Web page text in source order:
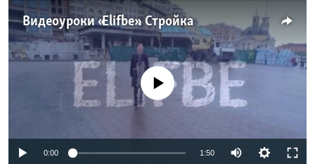
ТЕЛЕПРОЕКТ КРЫМ.РЕАЛИИ
СОВЕТЫ ПРАВОЗАЩИТНИКОВ
ПРОПАВШИЕ БЕЗ ВЕСТИ
ПОБЕДИТЕЛЕЙ НЕ СУДЯТ?
КРЫМ.НЕПОКОРЕННЫЙ
УКРАИНСКАЯ ПРОБЛЕМА КРЫМА
Українською
Qırımtatar
ПРИСОЕДИНЯЙТЕСЬ!
Видеоуроки «Elifbe». Стройка
No media source currently available
0:00 1:50